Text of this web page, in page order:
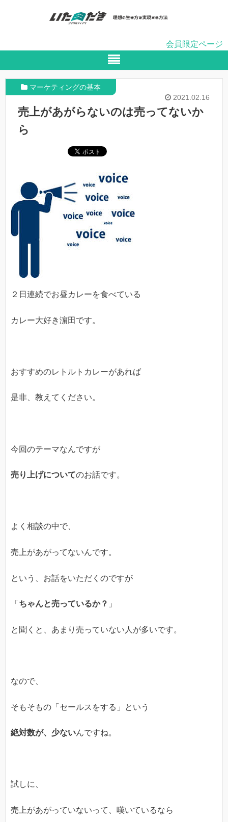
会員限定ページ
2021.02.16
マーケティングの基本
売上があがらないのは売ってないか
ら
２日連続でお昼カレーを食べている
カレー大好き濵田です。
おすすめのレトルトカレーがあれば
是非、教えてください。
今回のテーマなんですが
売り上げについてのお話です。
よく相談の中で、
売上があがってないんです。
という、お話をいただくのですが
「 ちゃんと売っているか？ 」
と聞くと、あまり売っていない人が多いです。
なので、
そもそもの「セールスをする」という
絶対数が、少ないんですね。
試しに、
売上があがっていないって、嘆いているなら